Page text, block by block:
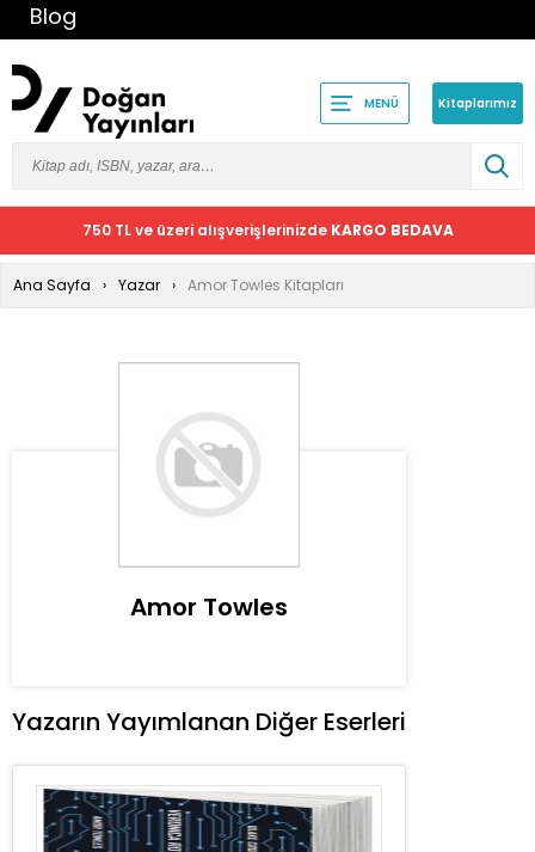
Blog
MENÜ Kitaplarımız
750 TL ve üzeri alışverişlerinizde KARGO BEDAVA
Ana Sayfa Yazar Amor Towles Kitapları
Amor Towles
Yazarın Yayımlanan Diğer Eserleri